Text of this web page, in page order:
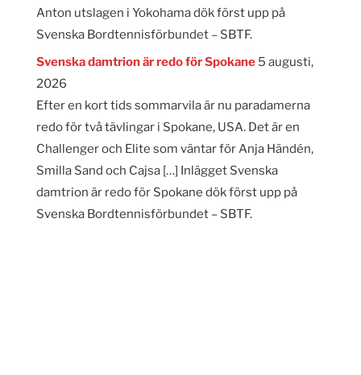
Anton utslagen i Yokohama dök först upp på
Svenska Bordtennisförbundet – SBTF.
Svenska damtrion är redo för Spokane 5 augusti,
2026
Efter en kort tids sommarvila är nu paradamerna
redo för två tävlingar i Spokane, USA. Det är en
Challenger och Elite som väntar för Anja Händén,
Smilla Sand och Cajsa […] Inlägget Svenska
damtrion är redo för Spokane dök först upp på
Svenska Bordtennisförbundet – SBTF.